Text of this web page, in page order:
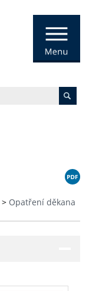
> Opatření děkana